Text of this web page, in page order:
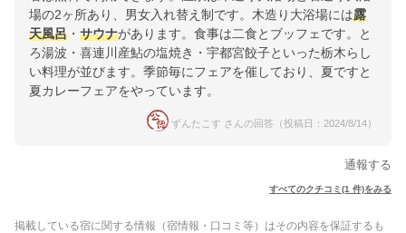
場の2ヶ所あり、男女入れ替え制です。木造り大浴場には露
天風呂 ・ サウナがあります。食事は二食とブッフェです。と
ろ湯波・喜連川産鮎の塩焼き・宇都宮餃子といった栃木らし
い料理が並びます。季節毎にフェアを催しており、夏ですと
夏カレーフェアをやっています。
ずんたこす さんの回答（投稿日：2024/8/14）
通報する
すべてのクチコミ(1 件)をみる
掲載している宿に関する情報（宿情報・口コミ等）はその内容を保証するも